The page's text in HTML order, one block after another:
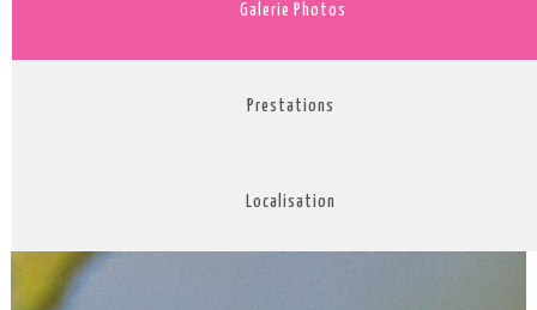
Galerie Photos
Prestations
Localisation